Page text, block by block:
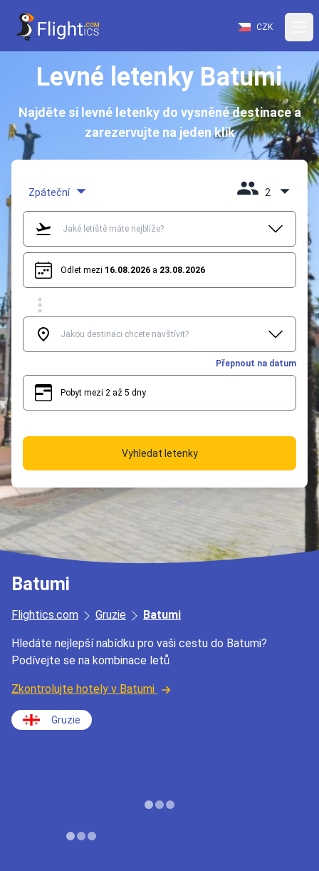
CZK
Levné letenky Batumi
Najděte si levné letenky do vysněné destinace a
zarezervujte na jeden klik
Zpáteční 2
Odlet mezi 16.08.2026 a 23.08.2026
Přepnout na datum
Pobyt mezi 2 až 5 dny
Vyhledat letenky
Batumi
Flightics.com Gruzie Batumi
Hledáte nejlepší nabídku pro vaši cestu do Batumi?
Podívejte se na kombinace letů
Zkontrolujte hotely v Batumi
Gruzie